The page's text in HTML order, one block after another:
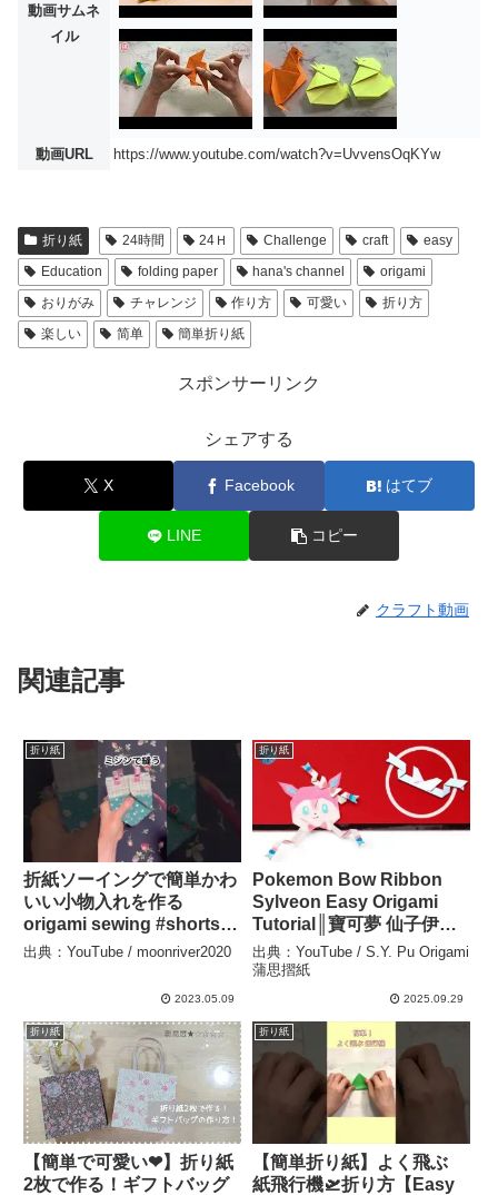
動画サムネ
イル
動画URL https://www.youtube.com/watch?v=UvvensOqKYw
折り紙 24時間 24Ｈ Challenge craft
easy
Education
folding paper hana's channel
origami
おりがみ
チャレンジ 作り方 可愛い
折り方
楽しい
简单 簡単折り紙
スポンサーリンク
シェアする
X Facebook はてブ
LINE コピー
クラフト動画
関連記事
折り紙
折紙ソーイングで簡単かわ
いい小物入れを作る
origami sewing #shorts
@moonriver2020 –
出典：YouTube / moonriver2020
2023.05.09
折り紙
Pokemon Bow Ribbon
Sylveon Easy Origami
Tutorial║寶可夢 仙子伊布
緞帶 蝴蝶結 簡單摺紙 教學
║ポケモン ニンフィア ボウ
タイ リボン 簡単 折り紙 –
出典：YouTube / S.Y. Pu Origami
蒲思摺紙
2025.09.29
折り紙
【簡単で可愛い❤】折り紙
2枚で作る！ギフトバッグ
折り紙
【簡単折り紙】よく飛ぶ
紙飛行機🛫折り方【Easy